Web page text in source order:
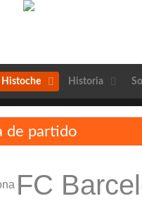
Histoche Historia
de partido
FC